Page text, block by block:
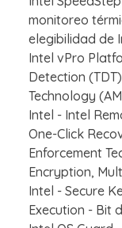
monitoreo
elegibilidad de
Intel vPro
Detection
Technology
Intel - Intel
One-Click
Enforcement
Encryption,
Intel - Secure
Execution - Bit